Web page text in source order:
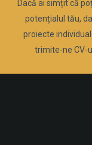
Dacă ai simțit că
potențialul tău,
proiecte
trimite-ne CV-